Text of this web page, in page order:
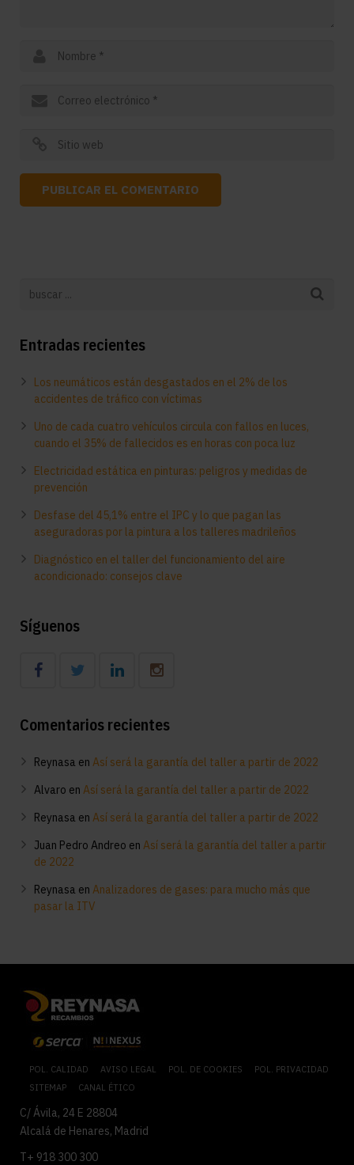
Entradas recientes
Los neumáticos están desgastados en el 2% de los
accidentes de tráfico con víctimas
Uno de cada cuatro vehículos circula con fallos en luces,
cuando el 35% de fallecidos es en horas con poca luz
Electricidad estática en pinturas: peligros y medidas de
prevención
Desfase del 45,1% entre el IPC y lo que pagan las
aseguradoras por la pintura a los talleres madrileños
Diagnóstico en el taller del funcionamiento del aire
acondicionado: consejos clave
Síguenos
Comentarios recientes
Reynasa en Así será la garantía del taller a partir de 2022
Alvaro en Así será la garantía del taller a partir de 2022
Reynasa en Así será la garantía del taller a partir de 2022
Juan Pedro Andreo en Así será la garantía del taller a partir
de 2022
Reynasa en Analizadores de gases: para mucho más que
pasar la ITV
POL. CALIDAD AVISO LEGAL POL. DE COOKIES
POL. PRIVACIDAD
SITEMAP
CANAL ÉTICO
C/ Ávila, 24 E 28804
Alcalá de Henares, Madrid
T+ 918 300 300